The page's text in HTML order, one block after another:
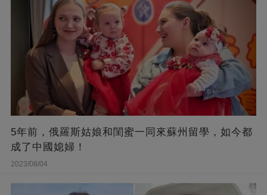
5年前，俄羅斯姑娘和閨蜜一同來蘇州留學，如今都
成了中國媳婦！
2023/08/04